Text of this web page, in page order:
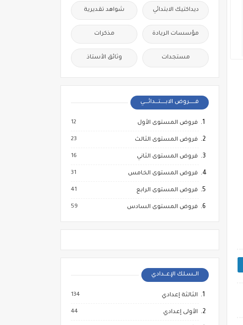
ديداكتيك الابتدائي شواهد تقديرية
مؤسسات الريادة مذكرات
مستجدات وثائق الأستاذ
فــــــروض الابـــــتـــدائــــي
فروض المستوى الأول 12
فروض المستوى الثالث 23
فروض المستوى الثاني 16
فروض المستوى الخامس 31
فروض المستوى الرابع 41
فروض المستوى السادس 59
الــسـلك الإعــدادي
الثالثة إعدادي 134
الأولى إعدادي 44